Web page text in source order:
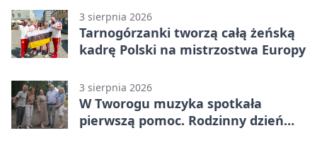
3 sierpnia 2026
Tarnogórzanki tworzą całą żeńską
kadrę Polski na mistrzostwa Europy
3 sierpnia 2026
W Tworogu muzyka spotkała
pierwszą pomoc. Rodzinny dzień